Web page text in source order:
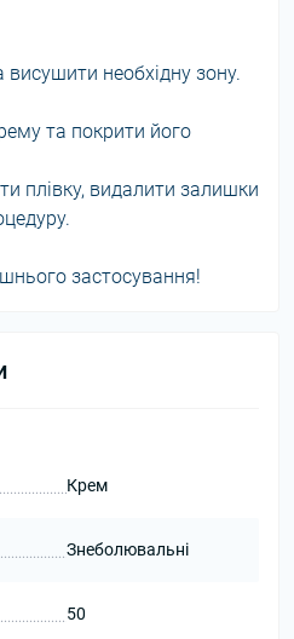
необхідну зону.
та покрити його
плівку, видалити залишки
застосування!
Крем
Знеболювальні
50